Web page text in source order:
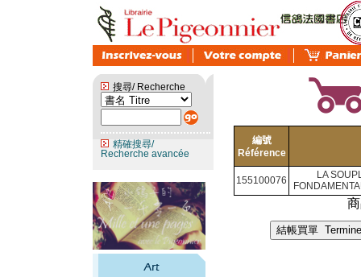
搜尋/ Recherche
精確搜尋/
Recherche avancée
編號
Référence
155100076
LA